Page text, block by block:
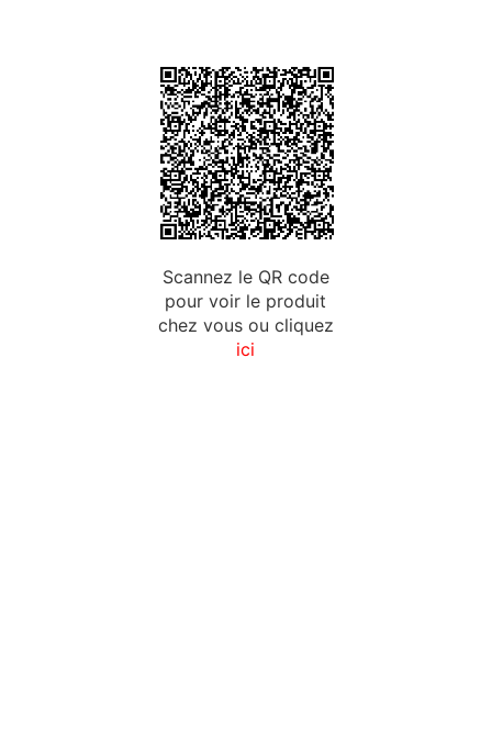
Scannez le QR code
pour voir le produit
chez vous ou cliquez
ici